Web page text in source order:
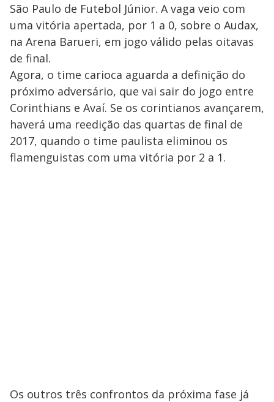
São Paulo de Futebol Júnior. A vaga veio com
uma vitória apertada, por 1 a 0, sobre o Audax,
na Arena Barueri, em jogo válido pelas oitavas
de final.
Agora, o time carioca aguarda a definição do
próximo adversário, que vai sair do jogo entre
Corinthians e Avaí. Se os corintianos avançarem,
haverá uma reedição das quartas de final de
2017, quando o time paulista eliminou os
flamenguistas com uma vitória por 2 a 1.
Os outros três confrontos da próxima fase já